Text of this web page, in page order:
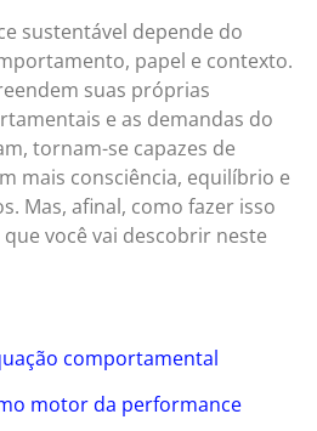
sustentável depende do
papel e contexto.
suas próprias
e as demandas do
tornam-se capazes de
mais consciência, equilíbrio e
Mas, afinal, como fazer isso
você vai descobrir neste
comportamental
motor da performance